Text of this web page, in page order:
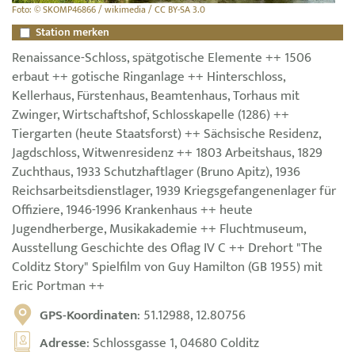
Foto: © SKOMP46866 / wikimedia / CC BY-SA 3.0
Station merken
Renaissance-Schloss, spätgotische Elemente ++ 1506
erbaut ++ gotische Ringanlage ++ Hinterschloss,
Kellerhaus, Fürstenhaus, Beamtenhaus, Torhaus mit
Zwinger, Wirtschaftshof, Schlosskapelle (1286) ++
Tiergarten (heute Staatsforst) ++ Sächsische Residenz,
Jagdschloss, Witwenresidenz ++ 1803 Arbeitshaus, 1829
Zuchthaus, 1933 Schutzhaftlager (Bruno Apitz), 1936
Reichsarbeitsdienstlager, 1939 Kriegsgefangenenlager für
Offiziere, 1946-1996 Krankenhaus ++ heute
Jugendherberge, Musikakademie ++ Fluchtmuseum,
Ausstellung Geschichte des Oflag IV C ++ Drehort "The
Colditz Story" Spielfilm von Guy Hamilton (GB 1955) mit
Eric Portman ++
GPS-Koordinaten: 51.12988, 12.80756
Adresse: Schlossgasse 1, 04680 Colditz